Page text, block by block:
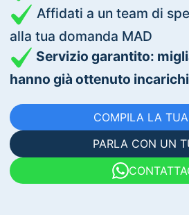
Affidati a un team di
alla tua domanda MAD
Servizio garantito:
hanno già ottenuto incarichi
COMPILA LA
PARLA CON UN